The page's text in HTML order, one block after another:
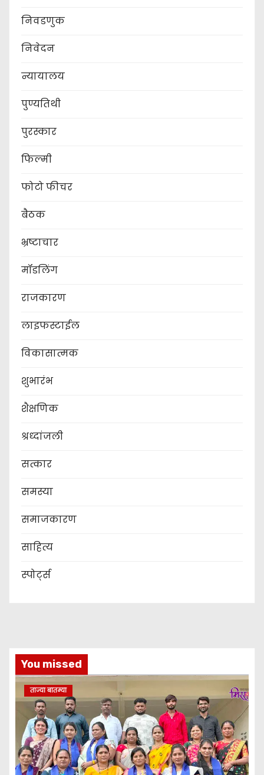
निवडणुक
निवेदन
न्यायालय
पुण्यतिथी
पुरस्कार
फिल्मी
फोटो फीचर
बैठक
भ्रष्टाचार
मॉडलिंग
राजकारण
लाइफस्टाईल
विकासात्मक
शुभारंभ
शैक्षणिक
श्रध्दांजली
सत्कार
समस्या
समाजकारण
साहित्य
स्पोर्ट्स
You missed
ताज्या बातम्या